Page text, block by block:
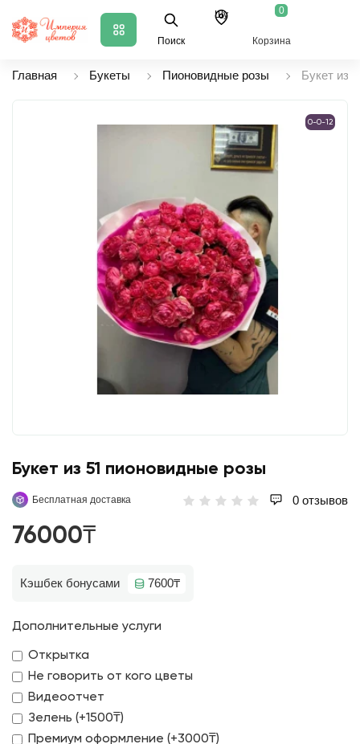
Поиск
Шу 0
Корзина
Главная Букеты Пионовидные розы Букет из
0-0-12
Букет из 51 пионовидные розы
Бесплатная доставка 0 отзывов
76000₸
Кэшбек бонусами 7600₸
Дополнительные услуги
Открытка
Не говорить от кого цветы
Видеоотчет
Зелень (+1500₸)
Премиум оформление (+3000₸)